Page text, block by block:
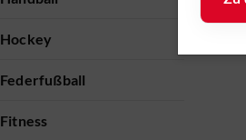
Hockey
Federfußball
Fitness